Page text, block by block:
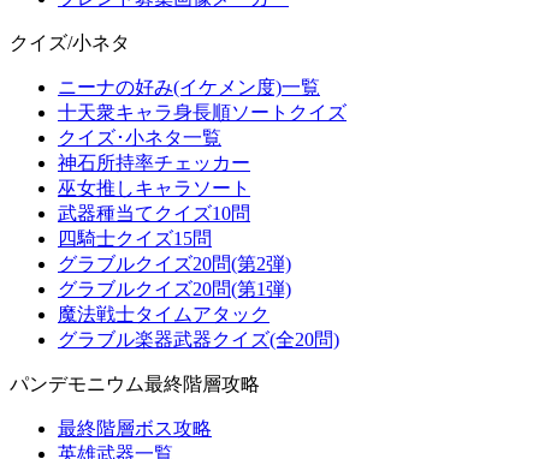
クイズ/小ネタ
ニーナの好み(イケメン度)一覧
十天衆キャラ身長順ソートクイズ
クイズ･小ネタ一覧
神石所持率チェッカー
巫女推しキャラソート
武器種当てクイズ10問
四騎士クイズ15問
グラブルクイズ20問(第2弾)
グラブルクイズ20問(第1弾)
魔法戦士タイムアタック
グラブル楽器武器クイズ(全20問)
パンデモニウム最終階層攻略
最終階層ボス攻略
英雄武器一覧